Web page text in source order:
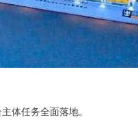
体任务全面落地。